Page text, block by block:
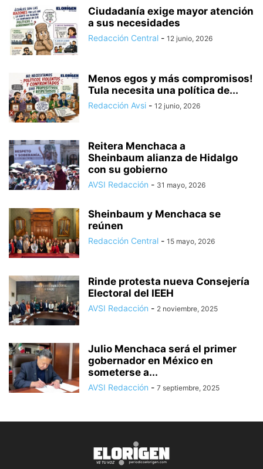
Ciudadanía exige mayor atención
a sus necesidades
Redacción Central - 12 junio, 2026
Menos egos y más compromisos!
Tula necesita una política de...
Redacción Avsi - 12 junio, 2026
Reitera Menchaca a
Sheinbaum alianza de Hidalgo
con su gobierno
AVSI Redacción - 31 mayo, 2026
Sheinbaum y Menchaca se
reúnen
Redacción Central - 15 mayo, 2026
Rinde protesta nueva Consejería
Electoral del IEEH
AVSI Redacción - 2 noviembre, 2025
Julio Menchaca será el primer
gobernador en México en
someterse a...
AVSI Redacción - 7 septiembre, 2025